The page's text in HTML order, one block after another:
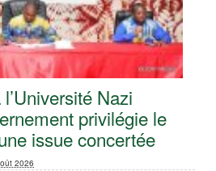
Nazi
privilégie le
issue concertée
2026